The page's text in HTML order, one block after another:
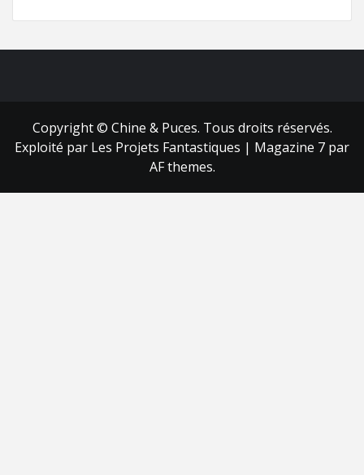
Copyright © Chine & Puces. Tous droits réservés.
Exploité par Les Projets Fantastiques | Magazine 7 par
AF themes.